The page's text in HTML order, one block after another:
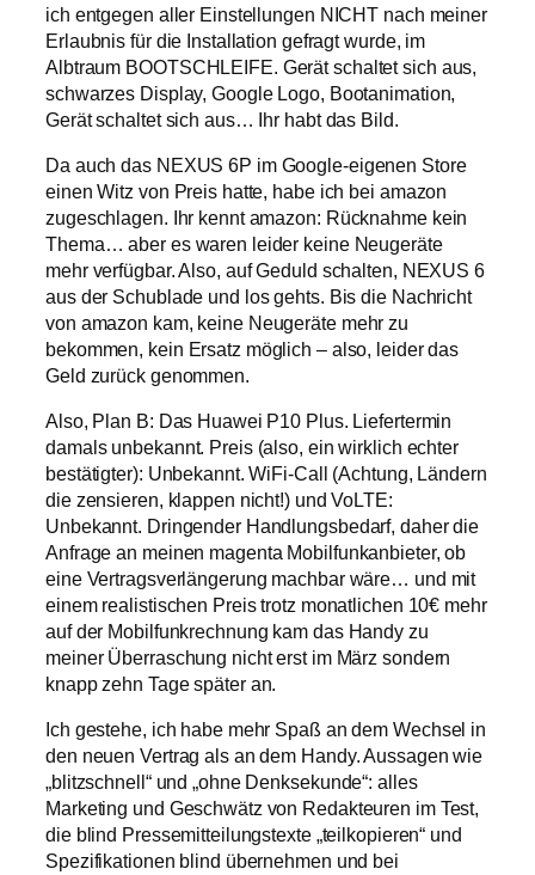
ich entgegen aller Einstellungen NICHT nach meiner
Erlaubnis für die Installation gefragt wurde, im
Albtraum BOOTSCHLEIFE. Gerät schaltet sich aus,
schwarzes Display, Google Logo, Bootanimation,
Gerät schaltet sich aus… Ihr habt das Bild.
Da auch das NEXUS 6P im Google-eigenen Store
einen Witz von Preis hatte, habe ich bei amazon
zugeschlagen. Ihr kennt amazon: Rücknahme kein
Thema… aber es waren leider keine Neugeräte
mehr verfügbar. Also, auf Geduld schalten, NEXUS 6
aus der Schublade und los gehts. Bis die Nachricht
von amazon kam, keine Neugeräte mehr zu
bekommen, kein Ersatz möglich – also, leider das
Geld zurück genommen.
Also, Plan B: Das Huawei P10 Plus. Liefertermin
damals unbekannt. Preis (also, ein wirklich echter
bestätigter): Unbekannt. WiFi-Call (Achtung, Ländern
die zensieren, klappen nicht!) und VoLTE:
Unbekannt. Dringender Handlungsbedarf, daher die
Anfrage an meinen magenta Mobilfunkanbieter, ob
eine Vertragsverlängerung machbar wäre… und mit
einem realistischen Preis trotz monatlichen 10€ mehr
auf der Mobilfunkrechnung kam das Handy zu
meiner Überraschung nicht erst im März sondern
knapp zehn Tage später an.
Ich gestehe, ich habe mehr Spaß an dem Wechsel in
den neuen Vertrag als an dem Handy. Aussagen wie
„blitzschnell“ und „ohne Denksekunde“: alles
Marketing und Geschwätz von Redakteuren im Test,
die blind Pressemitteilungstexte „teilkopieren“ und
Spezifikationen blind übernehmen und bei